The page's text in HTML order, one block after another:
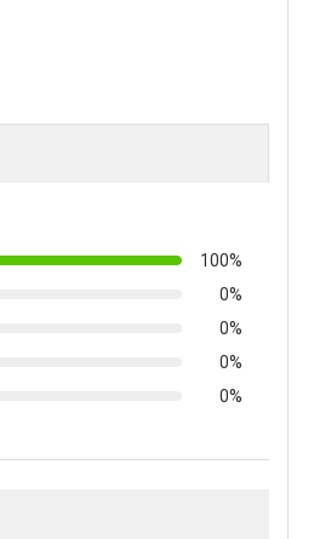
100%
0%
0%
0%
0%